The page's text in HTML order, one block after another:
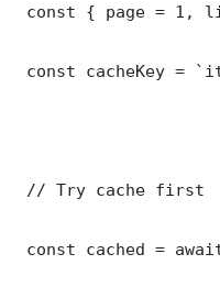
const { page = 1,
const cacheKey =
// Try cache first
const cached =